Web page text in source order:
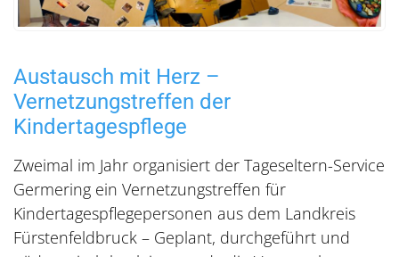
Austausch mit Herz –
Vernetzungstreffen der
Kindertagespflege
Zweimal im Jahr organisiert der Tageseltern-Service
Germering ein Vernetzungstreffen für
Kindertagespflegepersonen aus dem Landkreis
Fürstenfeldbruck – Geplant, durchgeführt und